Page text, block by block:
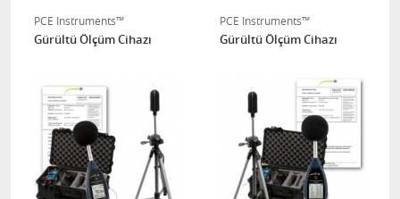
PCE Instruments™
Gürültü Ölçüm Cihazı
PCE Instruments™
Gürültü Ölçüm Cihazı